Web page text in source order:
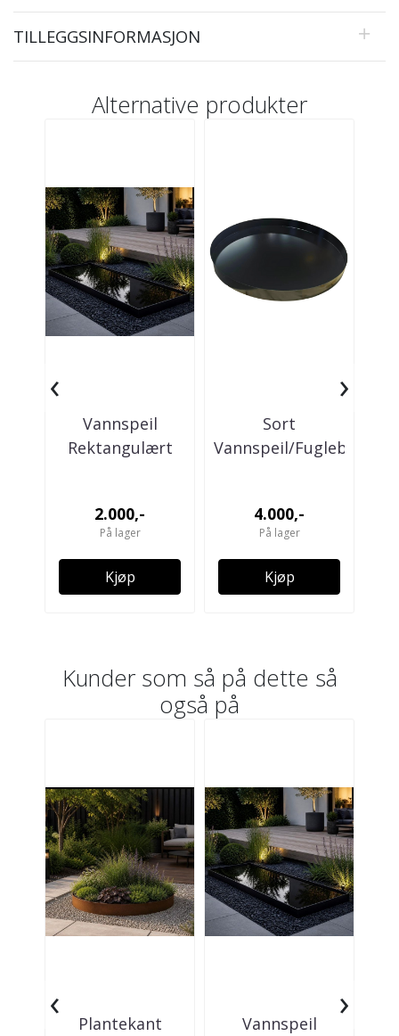
TILLEGGSINFORMASJON
Alternative produkter
Vannspeil
Rektangulært
2.000,-
På lager
Kjøp
Sort
Vannspeil/Fuglebad
4.000,-
På lager
Kjøp
‹ ›
Kunder som så på dette så
også på
Plantekant
Vannspeil
‹ ›